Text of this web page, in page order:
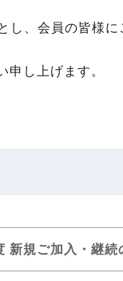
、会員の皆様
し上げます。
新規ご加入・継続